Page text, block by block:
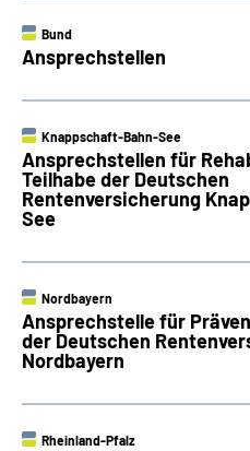
Bund
Ansprechstellen
Knappschaft-Bahn-See
Ansprechstellen für
Teilhabe der Deutschen
Rentenversicherung
See
Nordbayern
Ansprechstelle für
der Deutschen
Nordbayern
Rheinland-Pfalz